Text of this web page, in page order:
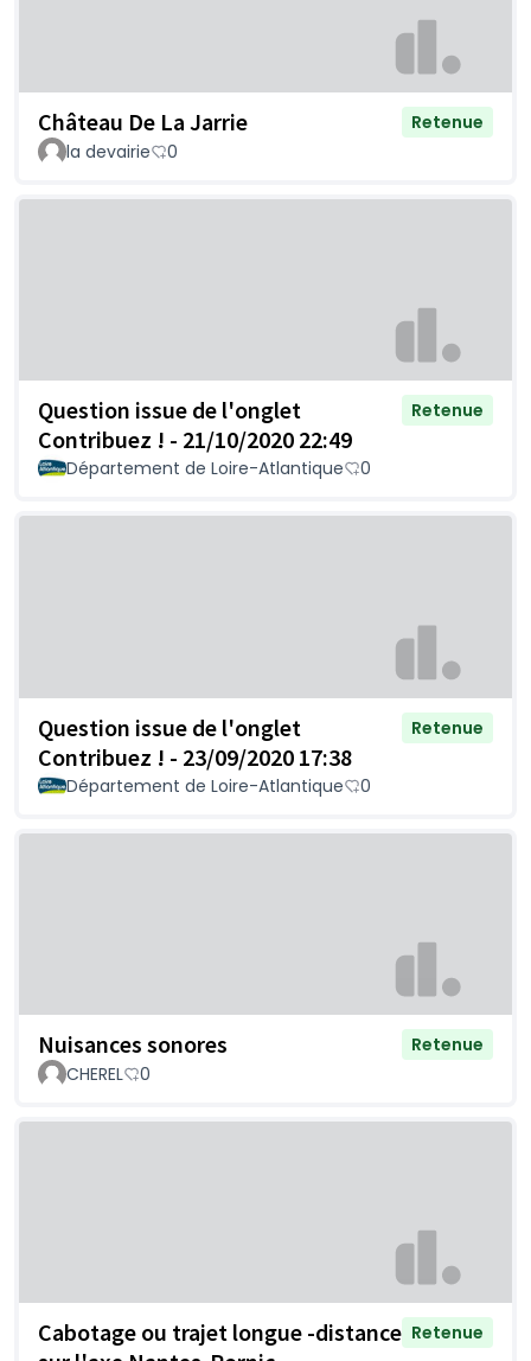
Château De La Jarrie
Retenue
la devairie
0
Question issue de l'onglet
Contribuez ! - 21/10/2020 22:49
Retenue
Département de Loire-Atlantique 0
Question issue de l'onglet
Contribuez ! - 23/09/2020 17:38
Retenue
Département de Loire-Atlantique 0
Nuisances sonores
Retenue
CHEREL
0
Cabotage ou trajet longue -distance Retenue